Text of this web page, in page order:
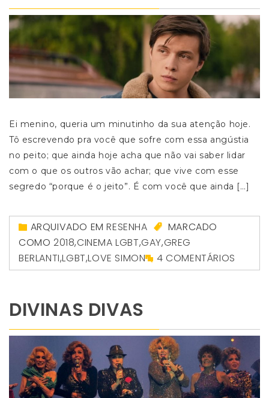
Ei menino, queria um minutinho da sua atenção hoje.
Tô escrevendo pra você que sofre com essa angústia
no peito; que ainda hoje acha que não vai saber lidar
com o que os outros vão achar; que vive com esse
segredo “porque é o jeito”. É com você que ainda […]
ARQUIVADO EMRESENHA
MARCADO
COMO 2018,CINEMA LGBT,GAY,GREG
BERLANTI,LGBT,LOVE SIMON 4 COMENTÁRIOS
DIVINAS DIVAS